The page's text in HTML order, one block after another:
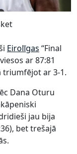
Eirolīgas “Final
ar 87:81
triumfējot ar 3-1.
Dana Oturu
jau bija
bet trešajā